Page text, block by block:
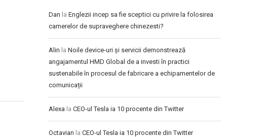
Dan la Englezii incep sa fie sceptici cu privire la folosirea
camerelor de supraveghere chinezesti?
Alin la Noile device-uri și servicii demonstrează
angajamentul HMD Global de a investi în practici
sustenabile în procesul de fabricare a echipamentelor de
comunicații
Alexa la CEO-ul Tesla ia 10 procente din Twitter
Octavian la CEO-ul Tesla ia 10 procente din Twitter